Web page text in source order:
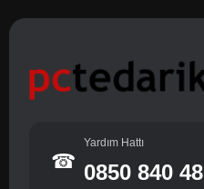
☎
Yardım Hattı
0850 840